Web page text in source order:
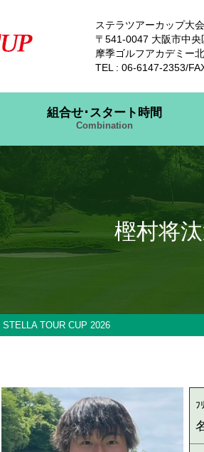
ステラツアーカップ大
〒541-0047 大阪市中央
摩季ゴルフアカデミー
TEL : 06-6147-2353/
組合せ･スタート時間
Combination
樫村将
TOUR CUP 2026
ﾌ